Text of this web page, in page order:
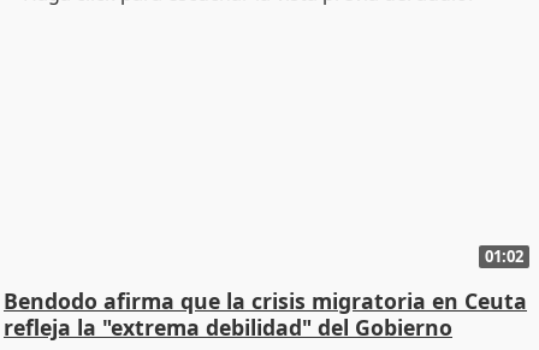
01:02
Bendodo afirma que la crisis migratoria en Ceuta
refleja la "extrema debilidad" del Gobierno